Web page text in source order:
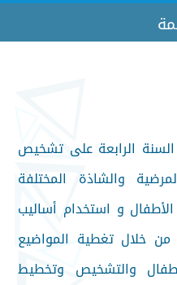
الأول (2) طالب السنة الرابعة على تشخيص
والشاذة المختلفة
و استخدام أساليب
من خلال تغطية المواضيع
والتشخيص وتخطيط